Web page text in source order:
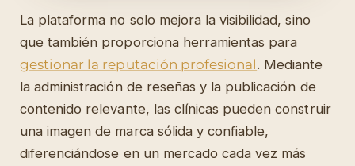
La plataforma no solo mejora la visibilidad, sino
que también proporciona herramientas para
gestionar la reputación profesional. Mediante
la administración de reseñas y la publicación de
contenido relevante, las clínicas pueden construir
una imagen de marca sólida y confiable,
diferenciándose en un mercado cada vez más